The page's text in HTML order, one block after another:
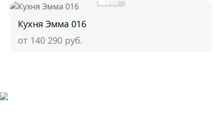
Кухня Эмма 016
от 140 290 руб.